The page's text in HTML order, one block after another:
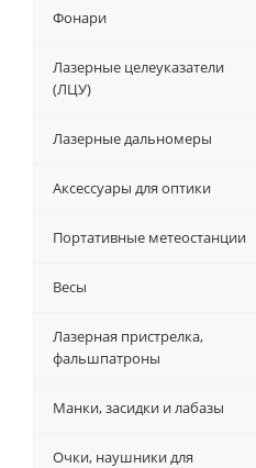
Фонари
Лазерные целеуказатели
(ЛЦУ)
Лазерные дальномеры
Аксессуары для оптики
Портативные метеостанции
Весы
Лазерная пристрелка,
фальшпатроны
Манки, засидки и лабазы
Очки, наушники для